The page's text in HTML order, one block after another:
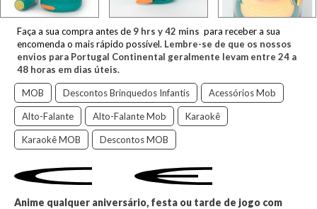
Faça a sua compra antes de 9 hrs y42 mins para receber a sua
encomenda o mais rápido possível. Lembre-se de que os nossos
envios para Portugal Continental geralmente levam entre 24 a
48 horas em dias úteis.
MOB Descontos Brinquedos Infantis Acessórios Mob
Alto-Falante Alto-Falante Mob Karaokê
Karaokê MOB Descontos MOB
Anime qualquer aniversário, festa ou tarde de jogo com